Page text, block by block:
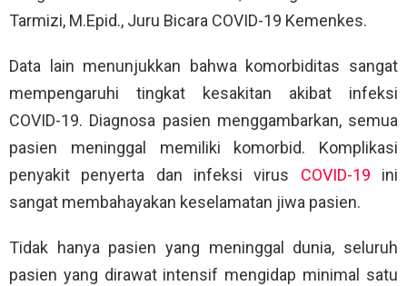
Tarmizi, M.Epid., Juru Bicara COVID-19 Kemenkes.
Data lain menunjukkan bahwa komorbiditas sangat
mempengaruhi tingkat kesakitan akibat infeksi
COVID-19. Diagnosa pasien menggambarkan, semua
pasien meninggal memiliki komorbid. Komplikasi
penyakit penyerta dan infeksi virus COVID-19 ini
sangat membahayakan keselamatan jiwa pasien.
Tidak hanya pasien yang meninggal dunia, seluruh
pasien yang dirawat intensif mengidap minimal satu